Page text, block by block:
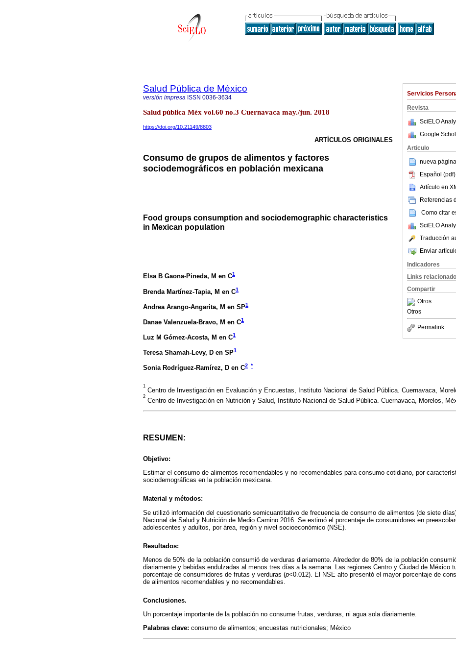
Servicios
Revista
SciELO
Google
Articulo
nueva
Español (pdf)
Artículo en
Referencias
Como citar
SciELO
Traducción
Enviar
Indicadores
Links
Compartir
Otros
Otros
Permalink
Salud Pública de México
versión impresa ISSN 0036-3634
Salud pública Méx vol.60 no.3 Cuernavaca may./jun. 2018
https://doi.org/10.21149/8803
ARTÍCULOS ORIGINALES
Consumo de grupos de alimentos y factores
sociodemográficos en población mexicana
Food groups consumption and sociodemographic characteristics
in Mexican population
Elsa B Gaona-Pineda, M en C1
Brenda Martínez-Tapia, M en C1
Andrea Arango-Angarita, M en SP1
Danae Valenzuela-Bravo, M en C1
Luz M Gómez-Acosta, M en C1
Teresa Shamah-Levy, D en SP1
Sonia Rodríguez-Ramírez, D en C2 *
1
Centro de Investigación en Evaluación y Encuestas, Instituto Nacional de Salud Pública. Cuernavaca,
2
Centro de Investigación en Nutrición y Salud, Instituto Nacional de Salud Pública. Cuernavaca, Morelos,
RESUMEN:
Objetivo:
Estimar el consumo de alimentos recomendables y no recomendables para consumo cotidiano, por
sociodemográficas en la población mexicana.
Material y métodos:
Se utilizó información del cuestionario semicuantitativo de frecuencia de consumo de alimentos (de siete
Nacional de Salud y Nutrición de Medio Camino 2016. Se estimó el porcentaje de consumidores en
adolescentes y adultos, por área, región y nivel socioeconómico (NSE).
Resultados:
Menos de 50% de la población consumió de verduras diariamente. Alrededor de 80% de la población
diariamente y bebidas endulzadas al menos tres días a la semana. Las regiones Centro y Ciudad de México
porcentaje de consumidores de frutas y verduras (p<0.012). El NSE alto presentó el mayor porcentaje de
de alimentos recomendables y no recomendables.
Conclusiones.
Un porcentaje importante de la población no consume frutas, verduras, ni agua sola diariamente.
Palabras clave: consumo de alimentos; encuestas nutricionales; México